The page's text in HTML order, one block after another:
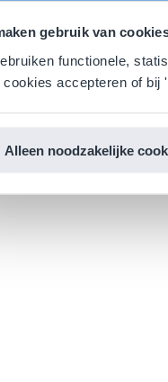
gebruik van
functionele,
cookies accepteren of bij
Alleen noodzakelijke